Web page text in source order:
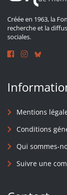
Créée en 1963, la
recherche et la
sociales.
Mentions
Conditions
Qui sommes-
Suivre une